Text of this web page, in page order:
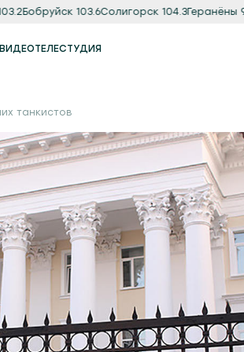
Бобруйск 103.6Солигорск 104.3Геранёны 97.8
ВИДЕОТЕЛЕСТУДИЯ
танкистов